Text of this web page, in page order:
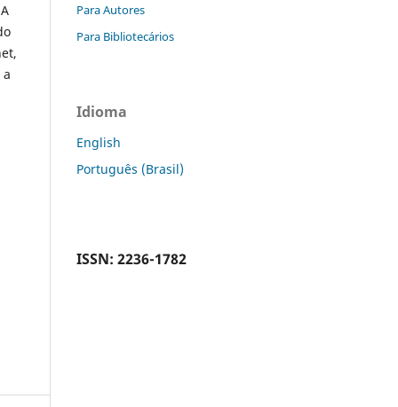
Para Autores
Para Bibliotecários
Idioma
English
Português (Brasil)
ISSN: 2236-1782